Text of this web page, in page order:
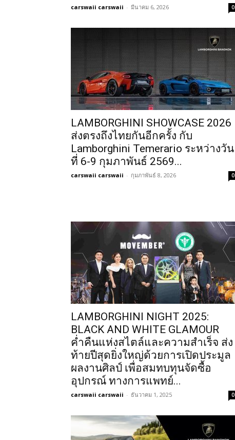
carswaii carswaii - มีนาคม 6, 2026 0
LAMBORGHINI SHOWCASE 2026
ส่งตรงถึงไทยกันอีกครั้ง กับ
Lamborghini Temerario ระหว่างวัน
ที่ 6-9 กุมภาพันธ์ 2569...
carswaii carswaii - กุมภาพันธ์ 8, 2026 0
LAMBORGHINI NIGHT 2025:
BLACK AND WHITE GLAMOUR
ค่ำคืนแห่งสไตล์และความสำเร็จ ส่ง
ท้ายปีสุดยิ่งใหญ่ด้วยการเปิดประมูล
ผลงานศิลป์ เพื่อสมทบทุนจัดซื้อ
อุปกรณ์ ทางการแพทย์...
carswaii carswaii - ธันวาคม 1, 2025 0